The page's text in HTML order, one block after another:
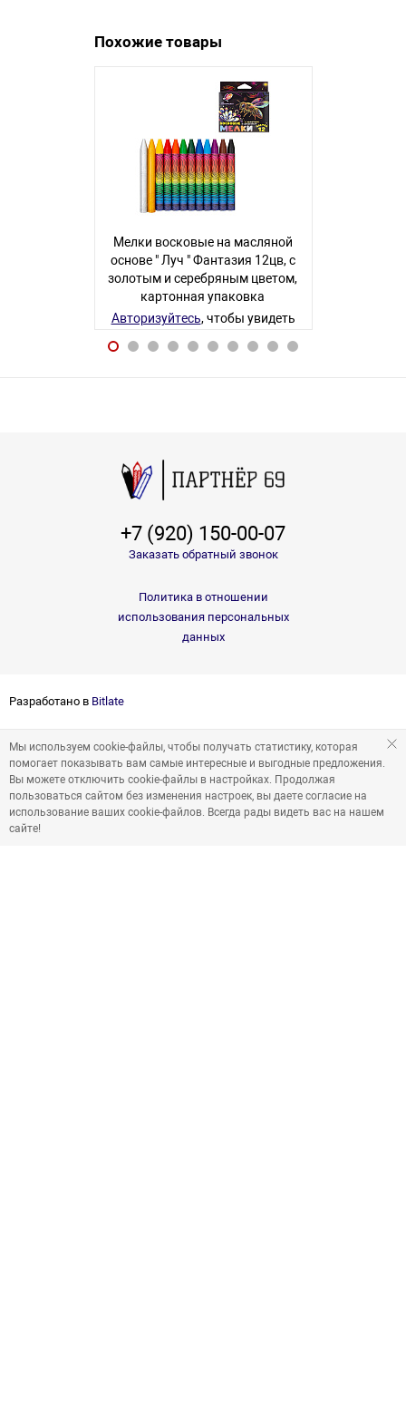
Похожие товары
Мелки восковые на масляной
основе " Луч " Фантазия 12цв, с
золотым и серебряным цветом,
картонная упаковка
Авторизуйтесь, чтобы увидеть
107 товаров
+7 (920) 150-00-07
Заказать обратный звонок
Политика в отношении
использования персональных
данных
Разработано в Bitlate
Мы используем cookie-файлы, чтобы получать статистику, которая
помогает показывать вам самые интересные и выгодные предложения.
Вы можете отключить cookie-файлы в настройках. Продолжая
пользоваться сайтом без изменения настроек, вы даете согласие на
использование ваших cookie-файлов. Всегда рады видеть вас на нашем
сайте!